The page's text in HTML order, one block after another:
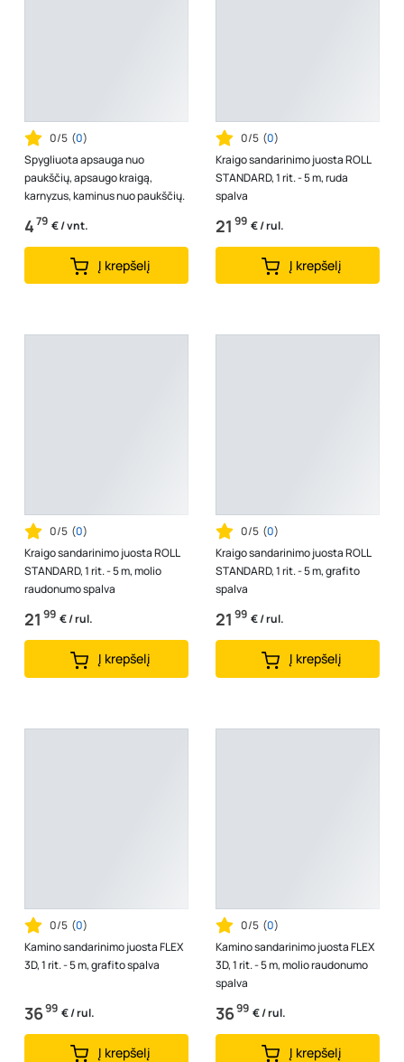
0/5 (0)
Spygliuota apsauga nuo
paukščių, apsaugo kraigą,
karnyzus, kaminus nuo paukščių.
479 € / vnt.
Į krepšelį
0/5 (0)
Kraigo sandarinimo juosta ROLL
STANDARD, 1 rit. - 5 m, ruda
spalva
21 99 € / rul.
Į krepšelį
0/5 (0)
Kraigo sandarinimo juosta ROLL
STANDARD, 1 rit. - 5 m, molio
raudonumo spalva
21 99 € / rul.
Į krepšelį
0/5 (0)
Kraigo sandarinimo juosta ROLL
STANDARD, 1 rit. - 5 m, grafito
spalva
21 99 € / rul.
Į krepšelį
0/5 (0)
Kamino sandarinimo juosta FLEX
3D, 1 rit. - 5 m, grafito spalva
3699 € / rul.
Į krepšelį
0/5 (0)
Kamino sandarinimo juosta FLEX
3D, 1 rit. - 5 m, molio raudonumo
spalva
3699 € / rul.
Į krepšelį